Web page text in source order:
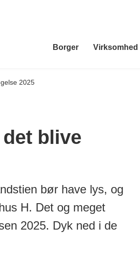
Borger Virksomhed
2025
blive
bør have lys, og
H. Det og meget
2025. Dyk ned i de